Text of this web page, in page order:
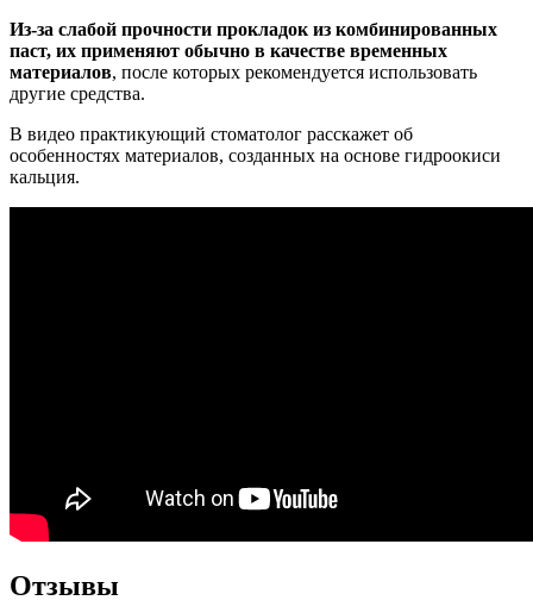
Из-за слабой прочности прокладок из комбинированных
паст, их применяют обычно в качестве временных
материалов, после которых рекомендуется использовать
другие средства.
В видео практикующий стоматолог расскажет об
особенностях материалов, созданных на основе гидроокиси
кальция.
Отзывы